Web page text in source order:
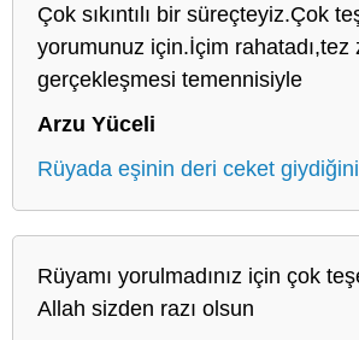
Çok sıkıntılı bir süreçteyiz.Çok
yorumunuz için.İçim rahatadı,tez
gerçekleşmesi temennisiyle
Arzu Yüceli
Rüyada eşinin deri ceket
Rüyamı yorulmadınız için çok
Allah sizden razı olsun